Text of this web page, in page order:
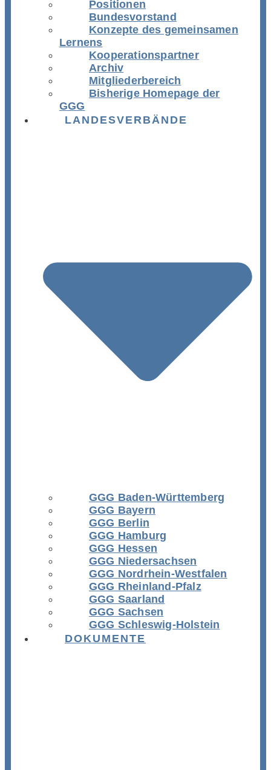
Positionen
Bundesvorstand
Konzepte des gemeinsamen
Lernens
Kooperationspartner
Archiv
Mitgliederbereich
Bisherige Homepage der
GGG
LANDESVERBÄNDE
GGG Baden-Württemberg
GGG Bayern
GGG Berlin
GGG Hamburg
GGG Hessen
GGG Niedersachsen
GGG Nordrhein-Westfalen
GGG Rheinland-Pfalz
GGG Saarland
GGG Sachsen
GGG Schleswig-Holstein
DOKUMENTE